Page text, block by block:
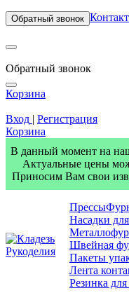
Обратный звонок
Обратный звонок
Корзина
Вход | Регистрация
Корзина
В данный момент на
Актуальные цены
Приносим Вам свои
Прессы
Насадки
Швейная
Пакеты
Лента
Резинка